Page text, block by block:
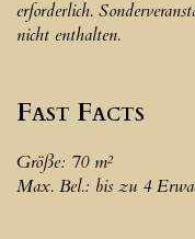
erforderlich.
nicht enthalten.
Fast Facts
Größe: 70 m²
Max. Bel.: bis zu 4